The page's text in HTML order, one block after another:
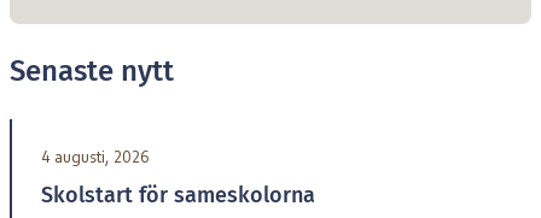
Senaste nytt
4 augusti, 2026
Skolstart för sameskolorna